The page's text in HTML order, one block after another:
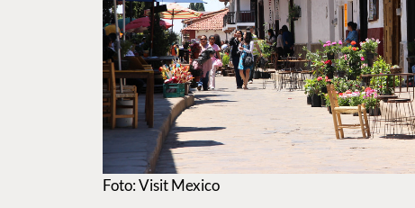
Foto: Visit Mexico